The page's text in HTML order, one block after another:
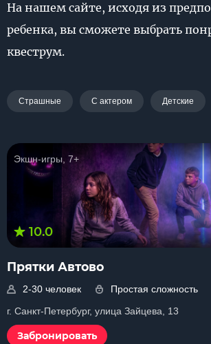
На нашем сайте, исходя из
ребенка, вы сможете выбрать
квеструм.
Страшные С актером Детские
Экшн-игры, 7+
10.0
Прятки Автово
2-30 человек
Простая сложность
г. Санкт-Петербург, улица Зайцева, 13
Забронировать